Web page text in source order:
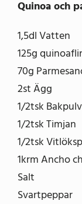
Quinoa och
1,5dl Vatten
125g
70g
2st Ägg
1/2tsk
1/2tsk Timjan
1/2tsk
1krm Ancho
Salt
Svartpeppar